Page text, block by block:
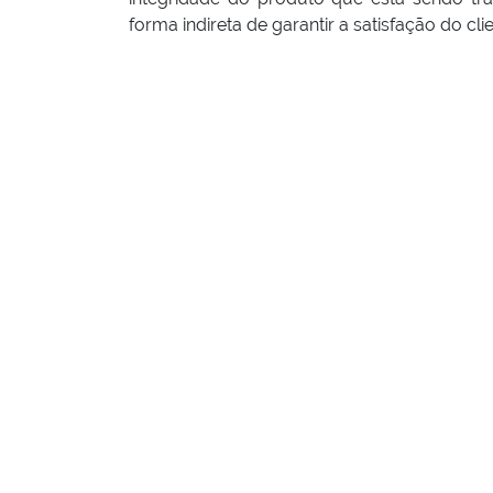
forma indireta de garantir a satisfação do